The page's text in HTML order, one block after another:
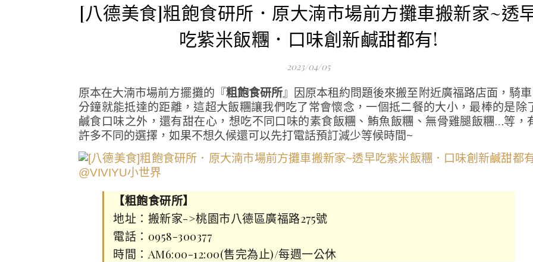
[八德美食]粗飽食研所．原大湳市場前方攤車搬新家~透
吃紫米飯糰．口味創新鹹甜都有!
2023/04/05
原本在大湳市場前方擺攤的『粗飽食研所』因原本租約問題後來搬至附近廣福路店面，騎
分鐘就能抵達的距離，這超大飯糰讓我們吃了常會懷念，一個抵二餐的大小，最棒的是除
鹹食口味之外，還有甜在心，想吃不同口味的素食飯糰、鮪魚飯糰、無骨雞腿飯糰…等，
許多不同的選擇，如果不想久候還可以先打電話預訂減少等候時間~
【粗飽食研所】
地址：搬新家->桃園市八德區廣福路275號
電話：0958-300377
時間：AM6:00-12:00(售完為止)/每週一公休